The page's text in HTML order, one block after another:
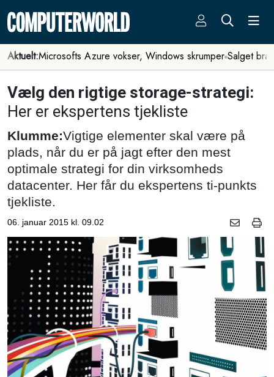
Aktuelt:Microsofts Azure vokser, Windows skrumper Salget
Vælg den rigtige storage-strategi:
Her er ekspertens tjekliste
Klumme:Vigtige elementer skal være på
plads, når du er på jagt efter den mest
optimale strategi for din virksomheds
datacenter. Her får du ekspertens ti-punkts
tjekliste.
06. januar 2015 kl. 09.02